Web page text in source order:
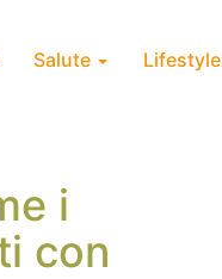
Salute Lifestyle
i
con